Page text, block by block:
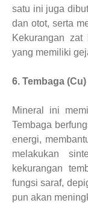
satu ini juga
dan otot, serta
Kekurangan
yang memiliki
6. Tembaga (Cu)
Mineral ini
Tembaga
energi,
melakukan
kekurangan
fungsi saraf,
pun akan